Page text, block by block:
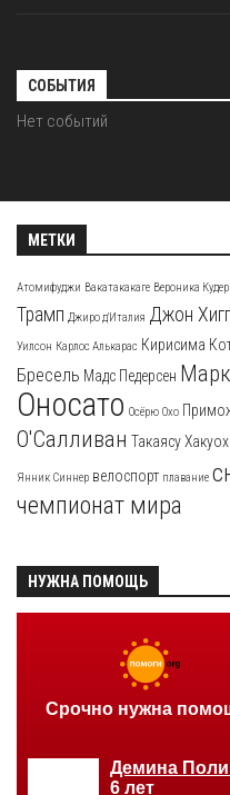
СОБЫТИЯ
Нет событий
МЕТКИ
Атомифуджи Вакатакакаге Вероника
Трамп Джиро д'Италия Джон
Уилсон Карлос Алькарас Кирисима
Бресель Мадс Педерсен
Оносато Осёрю Охо
О'Салливан Такаясу
Янник Синнер велоспорт плавание
чемпионат мира
НУЖНА ПОМОЩЬ